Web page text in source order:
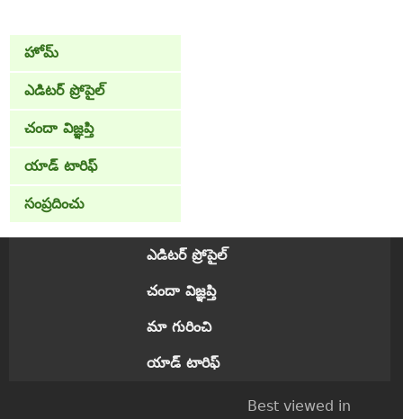
హోమ్
ఎడిటర్ ప్రోపైల్
చందా విజ్ఞప్తి
యాడ్ టారిఫ్
సంప్రదించు
ఎడిటర్ ప్రోపైల్
చందా విజ్ఞప్తి
మా గురించి
యాడ్ టారిఫ్
Best viewed in